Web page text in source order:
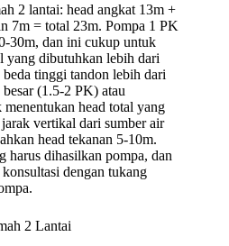
2 lantai: head angkat 13m +
7m = total 23m. Pompa 1 PK
30m, dan ini cukup untuk
yang dibutuhkan lebih dari
tinggi tandon lebih dari
(1.5-2 PK) atau
head total yang
vertikal dari sumber air
head tekanan 5-10m.
harus dihasilkan pompa, dan
dengan tukang
2 Lantai